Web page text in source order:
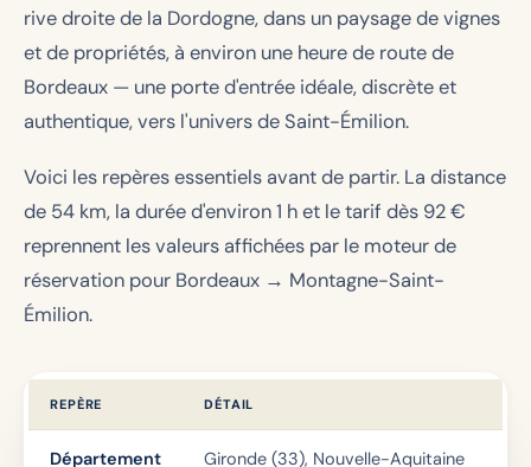
rive droite de la Dordogne, dans un paysage de vignes
et de propriétés, à environ une heure de route de
Bordeaux — une porte d'entrée idéale, discrète et
authentique, vers l'univers de Saint-Émilion.
Voici les repères essentiels avant de partir. La distance
de 54 km, la durée d'environ 1 h et le tarif dès 92€
reprennent les valeurs affichées par le moteur de
réservation pour Bordeaux → Montagne-Saint-
Émilion.
REPÈRE DÉTAIL
Département Gironde (33), Nouvelle-Aquitaine